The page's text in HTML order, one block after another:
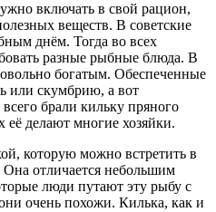
включать в свой рацион,
веществ. В советские
днём. Тогда во всех
разные рыбные блюда. В
богатым. Обеспеченные
или скумбрию, а вот
брали кильку пряного
делают многие хозяйки.
которую можно встретить в
отличается небольшим
люди путают эту рыбу с
очень похожи. Килька, как и